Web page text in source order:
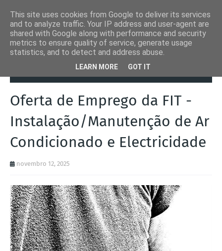
Emprego
Oferta de Emprego da FIT -
Oferta de Emprego da FIT -
Instalação/Manutenção de Ar
Condicionado e Electricidade
novembro 12, 2025
This site uses cookies from Google to deliver its services
and to analyze traffic. Your IP address and user-agent are
shared with Google along with performance and security
metrics to ensure quality of service, generate usage
statistics, and to detect and address abuse.
LEARN MORE GOT IT